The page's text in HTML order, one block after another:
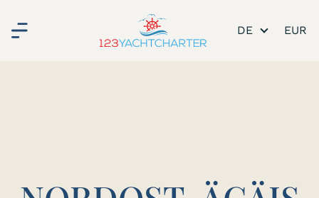
DE